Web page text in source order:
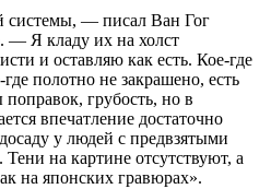
системы, — писал Ван Гог
— Я кладу их на холст
и оставляю как есть. Кое-где
где полотно не закрашено, есть
грубость, но в
впечатление достаточно
у людей с предвзятыми
на картине отсутствуют, а
на японских гравюрах».